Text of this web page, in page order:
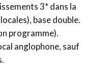
3* dans la
base double.
programme).
anglophone, sauf